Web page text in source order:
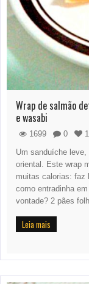
Wrap de salmão
e wasabi
1699 0
1
Um sanduíche
oriental. Este wrap
muitas calorias: faz
como entradinha
vontade? 2 pães
Leia mais